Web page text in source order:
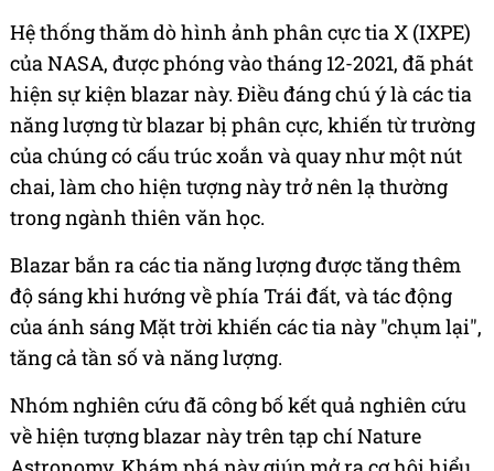
Hệ thống thăm dò hình ảnh phân cực tia X (IXPE)
của NASA, được phóng vào tháng 12-2021, đã phát
hiện sự kiện blazar này. Điều đáng chú ý là các tia
năng lượng từ blazar bị phân cực, khiến từ trường
của chúng có cấu trúc xoắn và quay như một nút
chai, làm cho hiện tượng này trở nên lạ thường
trong ngành thiên văn học.
Blazar bắn ra các tia năng lượng được tăng thêm
độ sáng khi hướng về phía Trái đất, và tác động
của ánh sáng Mặt trời khiến các tia này "chụm lại",
tăng cả tần số và năng lượng.
Nhóm nghiên cứu đã công bố kết quả nghiên cứu
về hiện tượng blazar này trên tạp chí Nature